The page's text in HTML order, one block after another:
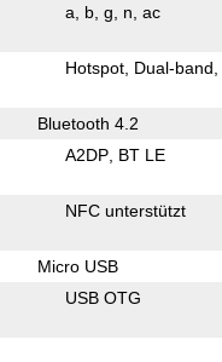
a b g n ac
Hotspot Dual-band
Bluetooth 4.2
A2DP BT LE
NFC unterstützt
Micro USB
USB OTG